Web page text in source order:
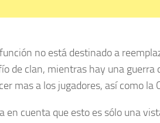
no está destinado a
de clan, mientras hay una guerra
mas a los jugadores, así como la
en cuenta que esto es sólo una